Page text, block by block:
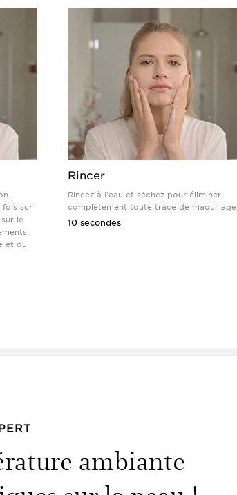
fois sur
le
et du
Rincer
Rincez à l'eau et séchez pour éliminer
complètement toute trace de maquillage.
10 secondes
ambiante